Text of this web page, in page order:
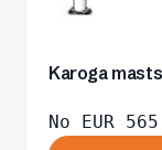
Karoga
No EUR